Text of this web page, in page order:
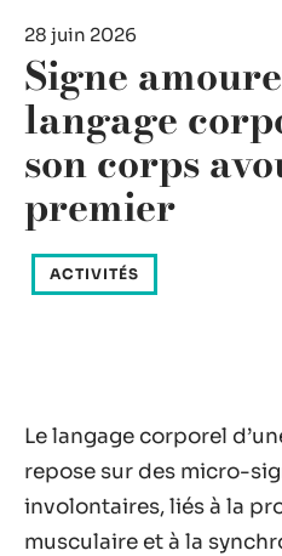
28 juin 2026
Signe
langage
son corps
premier
ACTIVITÉS
Le langage corporel
repose sur des micro-
involontaires, liés à la
musculaire et à la